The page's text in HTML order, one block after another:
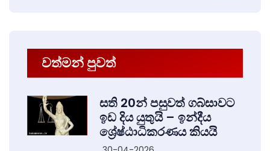
වත්මන් පුවත්
සති 20න් පසුවත් ගබ්සාවට
ඉඩ දිය යුතුයි – ඉන්දීය
ශ්‍රේෂ්ඨාධිකරණය කියයි